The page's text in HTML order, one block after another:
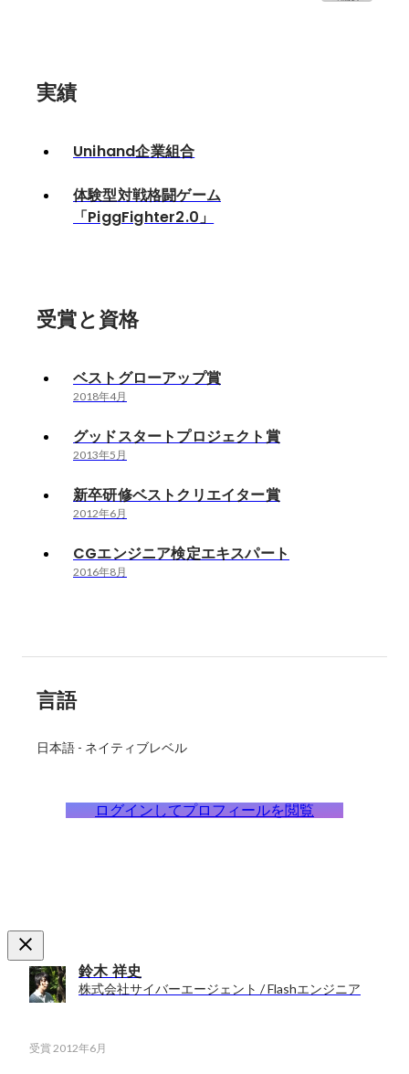
実績
Unihand企業組合
体験型対戦格闘ゲーム
「PiggFighter2.0」
受賞と資格
ベストグローアップ賞
2018年4月
グッドスタートプロジェクト賞
2013年5月
新卒研修ベストクリエイター賞
2012年6月
CGエンジニア検定エキスパート
2016年8月
言語
日本語 - ネイティブレベル
ログインしてプロフィールを閲覧
鈴木 祥史
株式会社サイバーエージェント / Flashエンジニア
受賞2012年6月